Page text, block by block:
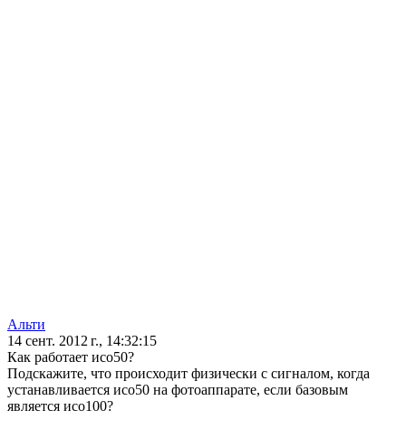
Альти
14 сент. 2012 г., 14:32:15
Как работает исо50?
Подскажите, что происходит физически с сигналом, когда
устанавливается исо50 на фотоаппарате, если базовым
является исо100?